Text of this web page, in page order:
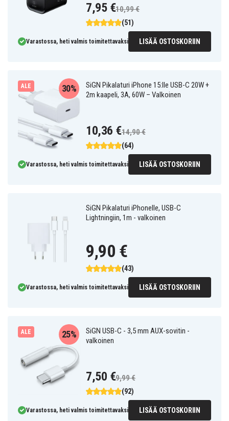
(51)
7,95 €10,99 €
Varastossa, heti valmis toimitettavaksi LISÄÄ OSTOSKORIIN
ALE
SiGN Pikalaturi iPhone 15:lle USB-C 20W +
2m kaapeli, 3A, 60W – Valkoinen
(64)
30%
10,36 €14,90 €
Varastossa, heti valmis toimitettavaksi LISÄÄ OSTOSKORIIN
SiGN Pikalaturi iPhonelle, USB-C
Lightningiin, 1m - valkoinen
(43)
9,90 €
Varastossa, heti valmis toimitettavaksi LISÄÄ OSTOSKORIIN
ALE
SiGN USB-C - 3,5 mm AUX-sovitin -
valkoinen
(92)
25%
7,50 €9,99 €
Varastossa, heti valmis toimitettavaksi LISÄÄ OSTOSKORIIN